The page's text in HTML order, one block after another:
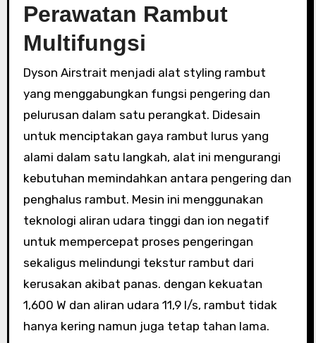
Perawatan Rambut
Multifungsi
Dyson Airstrait menjadi alat styling rambut
yang menggabungkan fungsi pengering dan
pelurusan dalam satu perangkat. Didesain
untuk menciptakan gaya rambut lurus yang
alami dalam satu langkah, alat ini mengurangi
kebutuhan memindahkan antara pengering dan
penghalus rambut. Mesin ini menggunakan
teknologi aliran udara tinggi dan ion negatif
untuk mempercepat proses pengeringan
sekaligus melindungi tekstur rambut dari
kerusakan akibat panas. dengan kekuatan
1,600 W dan aliran udara 11,9 l/s, rambut tidak
hanya kering namun juga tetap tahan lama.